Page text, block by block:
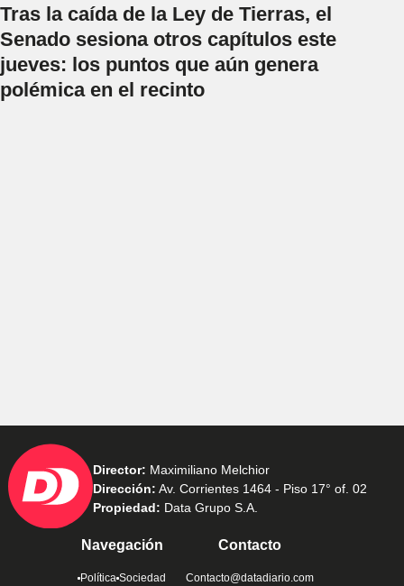
Tras la caída de la Ley de Tierras, el
Senado sesiona otros capítulos este
jueves: los puntos que aún genera
polémica en el recinto
Director: Maximiliano Melchior
Dirección: Av. Corrientes 1464 - Piso 17° of. 02
Propiedad: Data Grupo S.A.
Navegación
Política Sociedad
Contacto
Contacto@datadiario.com